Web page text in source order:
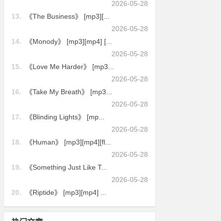
2026-05-28
13.
《The Business》 [mp3][...
2026-05-28
14.
《Monody》 [mp3][mp4] [...
2026-05-28
15.
《Love Me Harder》 [mp3...
2026-05-28
16.
《Take My Breath》 [mp3...
2026-05-28
17.
《Blinding Lights》 [mp...
2026-05-28
18.
《Human》 [mp3][mp4][fl...
2026-05-28
19.
《Something Just Like T...
2026-05-28
20.
《Riptide》 [mp3][mp4] ...